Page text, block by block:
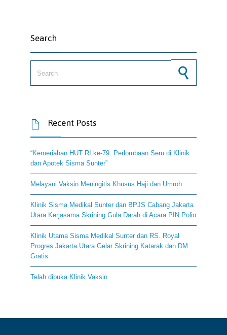
Search
 Recent Posts
“Kemeriahan HUT RI ke-79: Perlombaan Seru di Klinik
dan Apotek Sisma Sunter”
Melayani Vaksin Meningitis Khusus Haji dan Umroh
Klinik Sisma Medikal Sunter dan BPJS Cabang Jakarta
Utara Kerjasama Skrining Gula Darah di Acara PIN Polio
Klinik Utama Sisma Medikal Sunter dan RS. Royal
Progres Jakarta Utara Gelar Skrining Katarak dan DM
Gratis
Telah dibuka Klinik Vaksin